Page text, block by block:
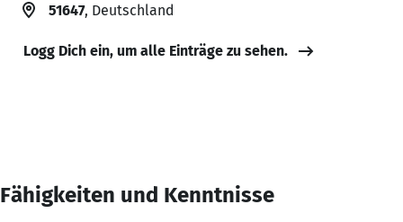
51647, Deutschland
Logg Dich ein, um alle Einträge zu sehen.
Fähigkeiten und Kenntnisse